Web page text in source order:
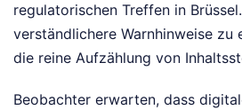
regulatorischen Treffen in
verständlichere Warnhinweise zu
die reine Aufzählung von
Beobachter erwarten, dass